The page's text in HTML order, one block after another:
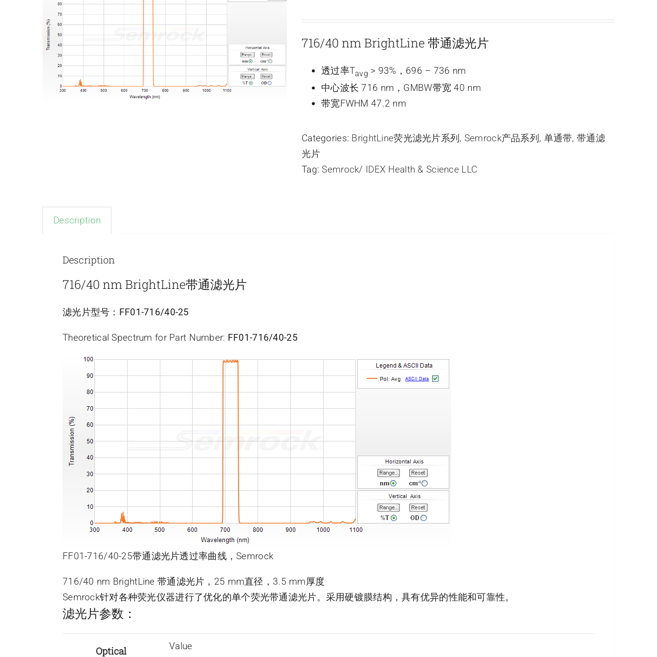
716/40 nm BrightLine 带通滤光片
透过率Tavg > 93%，696 – 736 nm
中心波长 716 nm，GMBW带宽 40 nm
带宽FWHM 47.2 nm
Categories: BrightLine荧光滤光片系列 , Semrock产品系列 , 单通带,带通滤
光片
Tag:Semrock/ IDEX Health & Science LLC
Description
Description
716/40 nm BrightLine带通滤光片
滤光片型号： FF01-716/40-25
Theoretical Spectrum for Part Number: FF01-716/40-25
FF01-716/40-25带通滤光片透过率曲线，Semrock
716/40 nm BrightLine 带通滤光片，25 mm直径，3.5 mm厚度
Semrock针对各种荧光仪器进行了优化的单个荧光带通滤光片。采用硬镀膜结构，具有优异的性能和可靠性。
滤光片参数：
Optical Value